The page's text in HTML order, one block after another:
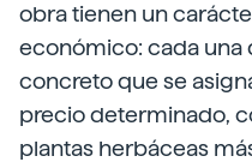
obra tienen un
económico: cada una
concreto que se
precio determinado,
plantas herbáceas